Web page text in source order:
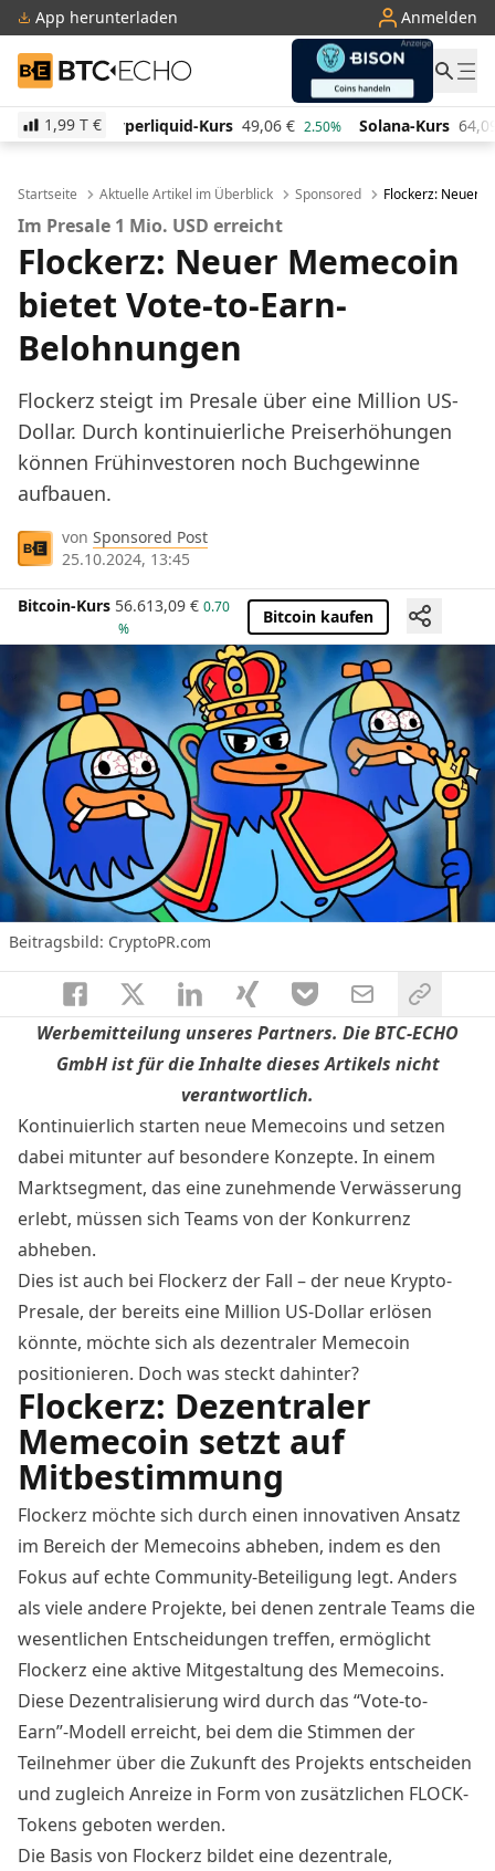
App herunterladen Anmelden
BTC-ECHO
1,99 T €
Kurs 49,06 2.50% Solana-Kurs 64,09 € 0.50% TRON-Kurs
Startseite Aktuelle Artikel im Überblick Sponsored Flockerz: Neuer
Im Presale 1 Mio. USD erreicht
Flockerz: Neuer Memecoin
bietet Vote-to-Earn-
Belohnungen
Flockerz steigt im Presale über eine Million US-
Dollar. Durch kontinuierliche Preiserhöhungen
können Frühinvestoren noch Buchgewinne
aufbauen.
von Sponsored Post
25.10.2024, 13:45
Bitcoin-Kurs 56.613,09 € 0.70
%
Bitcoin kaufen
Beitragsbild: CryptoPR.com
Werbemitteilung unseres Partners. Die BTC-ECHO
GmbH ist für die Inhalte dieses Artikels nicht
verantwortlich.
Kontinuierlich starten neue Memecoins und setzen
dabei mitunter auf besondere Konzepte. In einem
Marktsegment, das eine zunehmende Verwässerung
erlebt, müssen sich Teams von der Konkurrenz
abheben.
Dies ist auch bei Flockerz der Fall – der neue Krypto-
Presale, der bereits eine Million US-Dollar erlösen
könnte, möchte sich als dezentraler Memecoin
positionieren. Doch was steckt dahinter?
Flockerz: Dezentraler
Memecoin setzt auf
Mitbestimmung
Flockerz möchte sich durch einen innovativen Ansatz
im Bereich der Memecoins abheben, indem es den
Fokus auf echte Community-Beteiligung legt. Anders
als viele andere Projekte, bei denen zentrale Teams die
wesentlichen Entscheidungen treffen, ermöglicht
Flockerz eine aktive Mitgestaltung des Memecoins.
Diese Dezentralisierung wird durch das “Vote-to-
Earn”-Modell erreicht, bei dem die Stimmen der
Teilnehmer über die Zukunft des Projekts entscheiden
und zugleich Anreize in Form von zusätzlichen FLOCK-
Tokens geboten werden.
Die Basis von Flockerz bildet eine dezentrale,